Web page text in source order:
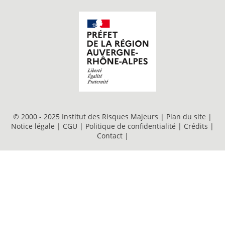
© 2000 - 2025 Institut des Risques Majeurs | Plan du site |
Notice légale | CGU | Politique de confidentialité | Crédits |
Contact |